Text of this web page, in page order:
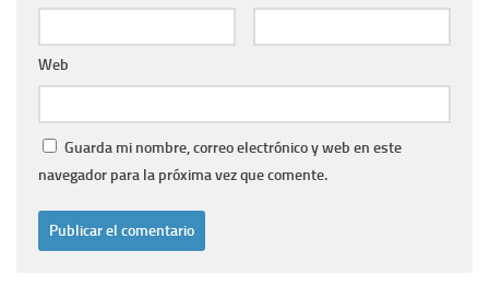
Web
Guarda mi nombre, correo electrónico y web en este
navegador para la próxima vez que comente.